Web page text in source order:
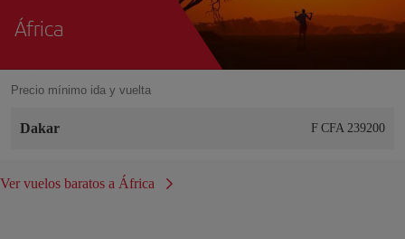
África
Precio mínimo ida y vuelta
Dakar F CFA 239200
Ver vuelos baratos a África